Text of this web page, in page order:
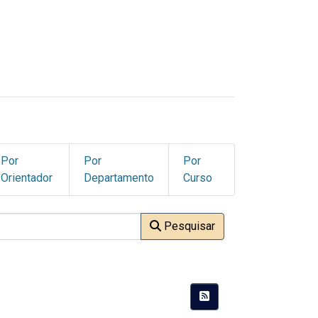
Por
Orientador
Por
Departamento
Por
Curso
Pesquisar